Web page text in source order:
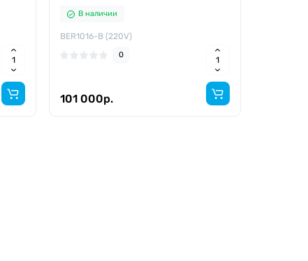
В наличии
BER1016-B (220V)
0
101 000р.